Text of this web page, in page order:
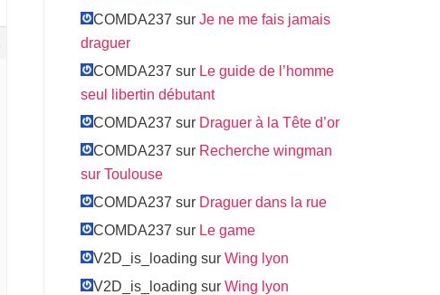
COMDA237 sur Je ne me fais jamais
draguer
COMDA237 sur Le guide de l’homme
seul libertin débutant
COMDA237 sur Draguer à la Tête d’or
COMDA237 sur Recherche wingman
sur Toulouse
COMDA237 sur Draguer dans la rue
COMDA237 sur Le game
V2D_is_loading sur Wing lyon
V2D_is_loading sur Wing lyon